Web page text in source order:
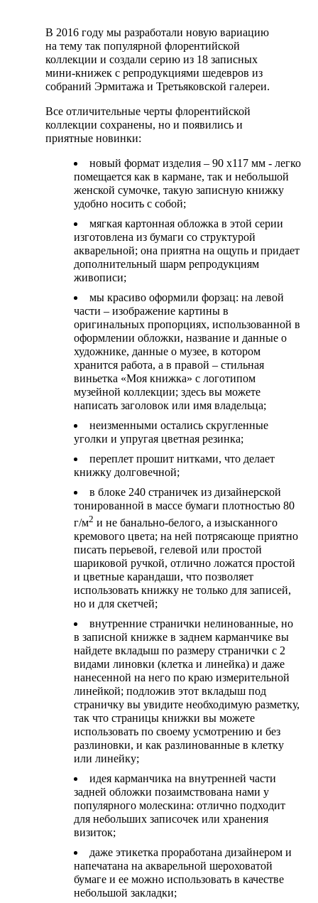
В 2016 году мы разработали новую вариацию
на тему так популярной флорентийской
коллекции и создали серию из 18 записных
мини-книжек с репродукциями шедевров из
собраний Эрмитажа и Третьяковской галереи.
Все отличительные черты флорентийской
коллекции сохранены, но и появились и
приятные новинки:
новый формат изделия – 90 х117 мм - легко
помещается как в кармане, так и небольшой
женской сумочке, такую записную книжку
удобно носить с собой;
мягкая картонная обложка в этой серии
изготовлена из бумаги со структурой
акварельной; она приятна на ощупь и придает
дополнительный шарм репродукциям
живописи;
мы красиво оформили форзац: на левой
части – изображение картины в
оригинальных пропорциях, использованной в
оформлении обложки, название и данные о
художнике, данные о музее, в котором
хранится работа, а в правой – стильная
виньетка «Моя книжка» с логотипом
музейной коллекции; здесь вы можете
написать заголовок или имя владельца;
неизменными остались скругленные
уголки и упругая цветная резинка;
переплет прошит нитками, что делает
книжку долговечной;
в блоке 240 страничек из дизайнерской
тонированной в массе бумаги плотностью 80
г/м2 и не банально-белого, а изысканного
кремового цвета; на ней потрясающе приятно
писать перьевой, гелевой или простой
шариковой ручкой, отлично ложатся простой
и цветные карандаши, что позволяет
использовать книжку не только для записей,
но и для скетчей;
внутренние странички нелинованные, но
в записной книжке в заднем карманчике вы
найдете вкладыш по размеру странички с 2
видами линовки (клетка и линейка) и даже
нанесенной на него по краю измерительной
линейкой; подложив этот вкладыш под
страничку вы увидите необходимую разметку,
так что страницы книжки вы можете
использовать по своему усмотрению и без
разлиновки, и как разлинованные в клетку
или линейку;
идея карманчика на внутренней части
задней обложки позаимствована нами у
популярного молескина: отлично подходит
для небольших записочек или хранения
визиток;
даже этикетка проработана дизайнером и
напечатана на акварельной шероховатой
бумаге и ее можно использовать в качестве
небольшой закладки;